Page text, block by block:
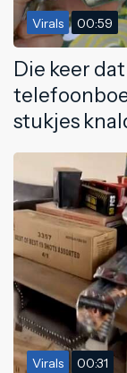
Virals 00:59
Die keer
stukjes
Virals 00:31